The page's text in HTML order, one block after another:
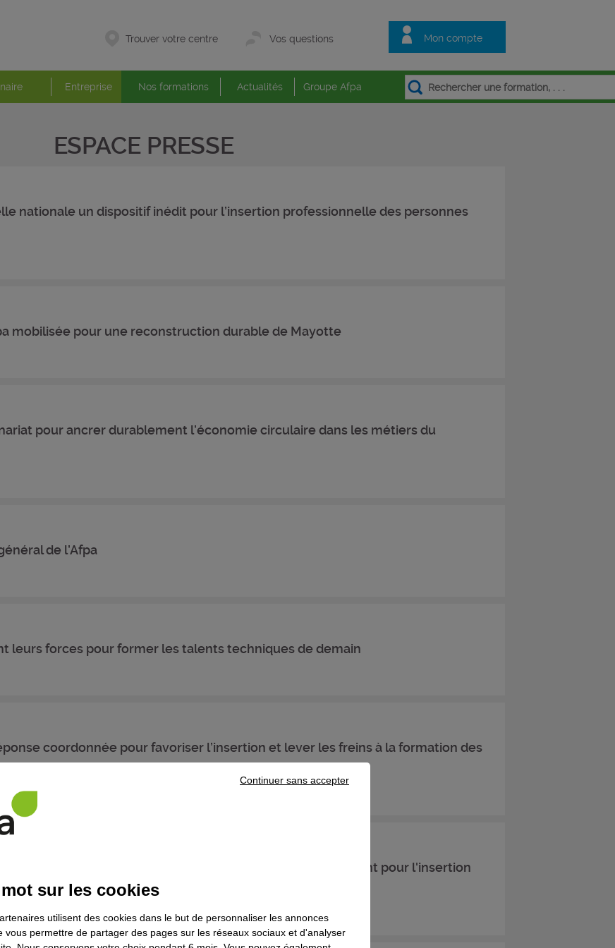
Mon compte
Trouver votre centre Vos questions
Entreprise Nos formations Actualités Groupe Afpa
ESPACE PRESSE
nationale un dispositif inédit pour l’insertion professionnelle des personnes
mobilisée pour une reconstruction durable de Mayotte
pour ancrer durablement l’économie circulaire dans les métiers du
de l’Afpa
leurs forces pour former les talents techniques de demain
coordonnée pour favoriser l’insertion et lever les freins à la formation des
par Saint-Gobain, l'Afpa, France Travail et l'EPIDE coopèrent pour l'insertion
sur les cookies
utilisent des cookies dans le but de personnaliser les annonces
vous permettre de partager des pages sur les réseaux sociaux et d'analyser
Continuer sans accepter